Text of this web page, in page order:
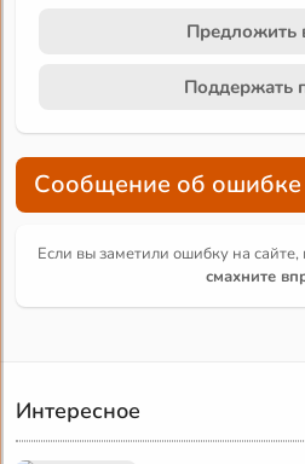
Предложить
Поддержать
Сообщение об ошибке
Если вы заметили ошибку на
смахните
Интересное